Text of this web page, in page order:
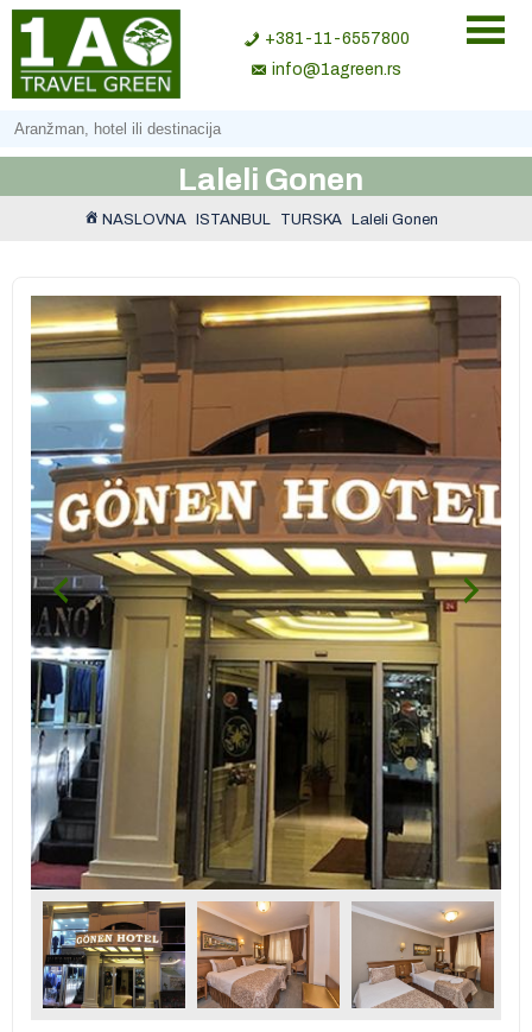
+381-11-6557800
info@1agreen.rs
Laleli Gonen
NASLOVNA ISTANBUL TURSKA Laleli Gonen